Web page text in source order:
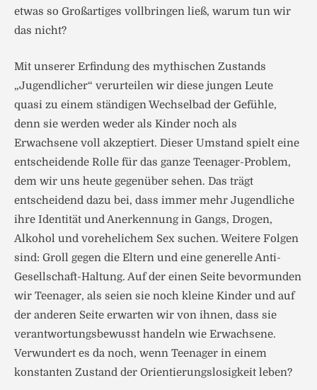
etwas so Großartiges vollbringen ließ, warum tun wir
das nicht?
Mit unserer Erfindung des mythischen Zustands
„Jugendlicher“ verurteilen wir diese jungen Leute
quasi zu einem ständigen Wechselbad der Gefühle,
denn sie werden weder als Kinder noch als
Erwachsene voll akzeptiert. Dieser Umstand spielt eine
entscheidende Rolle für das ganze Teenager-Problem,
dem wir uns heute gegenüber sehen. Das trägt
entscheidend dazu bei, dass immer mehr Jugendliche
ihre Identität und Anerkennung in Gangs, Drogen,
Alkohol und vorehelichem Sex suchen. Weitere Folgen
sind: Groll gegen die Eltern und eine generelle Anti-
Gesellschaft-Haltung. Auf der einen Seite bevormunden
wir Teenager, als seien sie noch kleine Kinder und auf
der anderen Seite erwarten wir von ihnen, dass sie
verantwortungsbewusst handeln wie Erwachsene.
Verwundert es da noch, wenn Teenager in einem
konstanten Zustand der Orientierungslosigkeit leben?